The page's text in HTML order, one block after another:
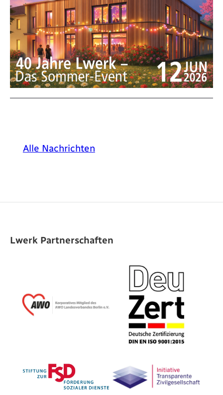
Alle Nachrichten
Lwerk Partnerschaften